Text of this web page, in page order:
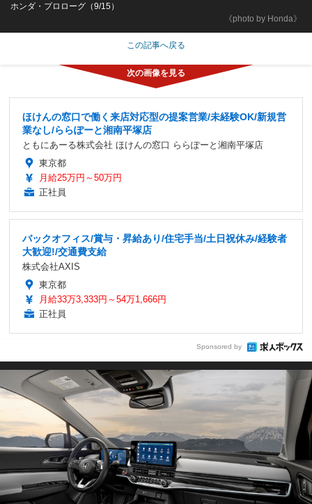
《photo by Honda》
ホンダ・プロローグ（9/15）
この記事へ戻る
ほけんの窓口で働く来店対応型の提案営業/未経験OK/新規営
業なし/ららぽーと湘南平塚店
ともにあーる株式会社 ほけんの窓口 ららぽーと湘南平塚店
東京都
月給25万円～50万円
正社員
バックオフィス/賞与・昇給あり/住宅手当/土日祝休み/経験者
大歓迎!/交通費支給
株式会社AXIS
東京都
月給33万3,333円～54万1,666円
正社員
Sponsored by